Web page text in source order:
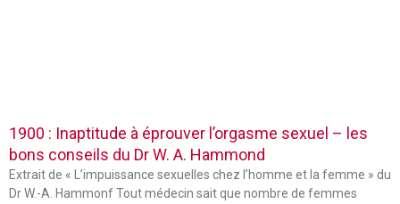
1900 : Inaptitude à éprouver l’orgasme sexuel – les
bons conseils du Dr W. A. Hammond
Extrait de « L’impuissance sexuelles chez l’homme et la femme » du
Dr W.-A. Hammonf Tout médecin sait que nombre de femmes